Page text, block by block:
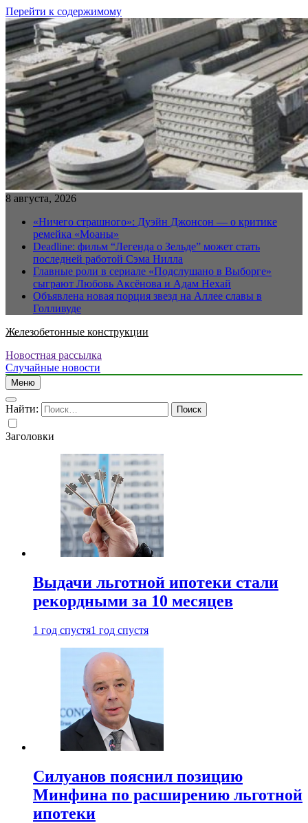
Перейти к содержимому
8 августа, 2026
«Ничего страшного»: Дуэйн Джонсон — о критике
ремейка «Моаны»
Deadline: фильм “Легенда о Зельде” может стать
последней работой Сэма Нилла
Главные роли в сериале «Подслушано в Выборге»
сыграют Любовь Аксёнова и Адам Нехай
Объявлена новая порция звезд на Аллее славы в
Голливуде
Железобетонные конструкции
Новостная рассылка
Случайные новости
Меню
Найти:
Заголовки
Выдачи льготной ипотеки стали
рекордными за 10 месяцев
1 год спустя1 год спустя
Силуанов пояснил позицию
Минфина по расширению льготной
ипотеки